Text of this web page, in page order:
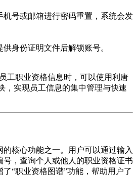
机号或邮箱进行密码重置，系统会发
身份证明文件后解锁账号。
工职业资格信息时，可以使用利唐
，实现员工信息的集中管理与快速
核心功能之一。用户可以通过输入
，查询个人或他人的职业资格证书
“职业资格图谱”功能，帮助用户了